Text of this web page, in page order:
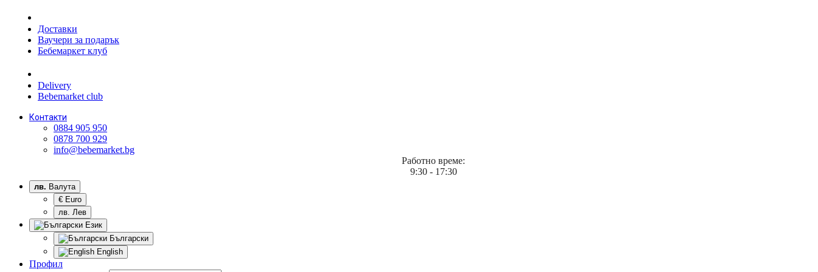
Доставки
Ваучери за подарък
Бебемаркет клуб
Delivery
Bebemarket club
Контакти
0884 905 950
0878 700 929
info@bebemarket.bg
Работно време:
9:30 - 17:30
лв. Валута
€ Euro
лв. Лев
Език
Български
English
Профил